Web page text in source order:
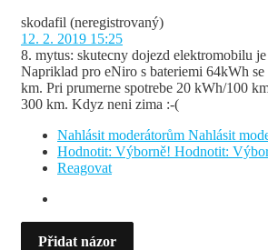
skodafil (neregistrovaný)
12. 2. 2019 15:25
8. mytus: skutecny dojezd elektromobilu
Napriklad pro eNiro s bateriemi 64kWh se
km. Pri prumerne spotrebe 20 kWh/100
300 km. Kdyz neni zima :-(
Nahlásit moderátorům Nahlásit
Hodnotit: Výborně! Hodnotit:
Reagovat
Přidat názor